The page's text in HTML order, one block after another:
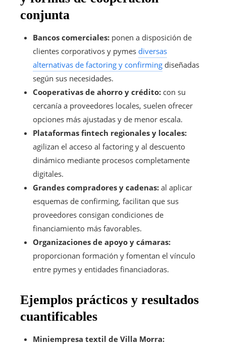
conjunta
Bancos comerciales: ponen a disposición de
clientes corporativos y pymes diversas
alternativas de factoring y confirming diseñadas
según sus necesidades.
Cooperativas de ahorro y crédito: con su
cercanía a proveedores locales, suelen ofrecer
opciones más ajustadas y de menor escala.
Plataformas fintech regionales y locales:
agilizan el acceso al factoring y al descuento
dinámico mediante procesos completamente
digitales.
Grandes compradores y cadenas: al aplicar
esquemas de confirming, facilitan que sus
proveedores consigan condiciones de
financiamiento más favorables.
Organizaciones de apoyo y cámaras:
proporcionan formación y fomentan el vínculo
entre pymes y entidades financiadoras.
Ejemplos prácticos y resultados
cuantificables
Miniempresa textil de Villa Morra: